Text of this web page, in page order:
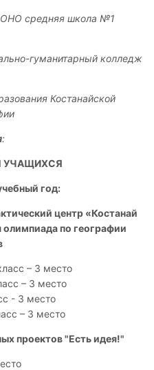
средняя школа №1
гуманитарный колледж
Костанайской
:
УЧАЩИХСЯ
год:
центр «Костанай
по географии
– 3 место
– 3 место
- 3 место
– 3 место
проектов "Есть идея!"